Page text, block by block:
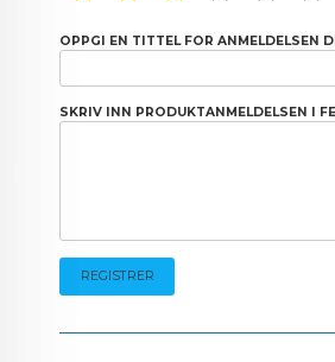
OPPGI EN TITTEL FOR ANMELDELSEN
SKRIV INN PRODUKTANMELDELSEN I